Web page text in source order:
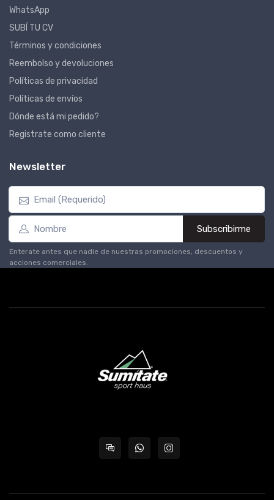
WhatsApp
SUBÍ TU CV
Términos y condiciones
Reembolso y devoluciones
Políticas de privacidad
Políticas de envíos
Dónde está mi pedido?
Registrate como cliente
Newsletter
Subscribirme
Enterate antes que nadie de nuestras promociones, descuentos y
acciones comerciales.